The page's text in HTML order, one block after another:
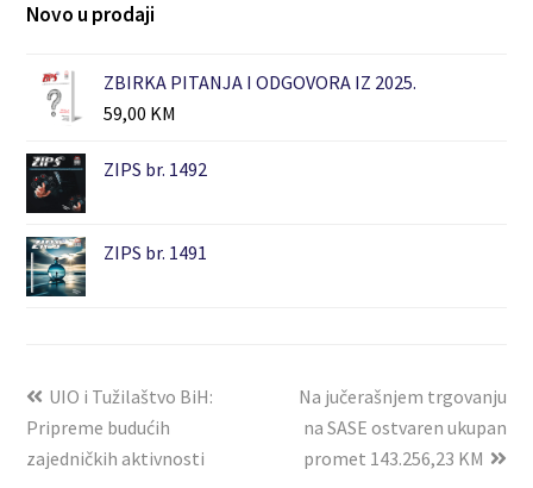
Novo u prodaji
ZBIRKA PITANJA I ODGOVORA IZ 2025.
59,00 KM
ZIPS br. 1492
ZIPS br. 1491
UIO i Tužilaštvo BiH:
Pripreme budućih
zajedničkih aktivnosti
Na jučerašnjem trgovanju
na SASE ostvaren ukupan
promet 143.256,23 KM